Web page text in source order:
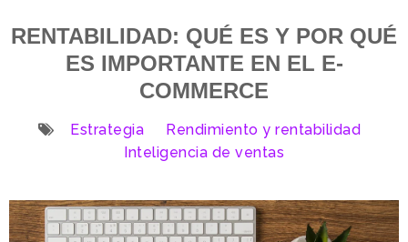
RENTABILIDAD: QUÉ ES Y POR QUÉ
ES IMPORTANTE EN EL E-
COMMERCE
Estrategia
Rendimiento y rentabilidad
Inteligencia de ventas